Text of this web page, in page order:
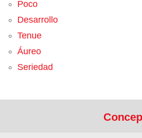
Poco
Desarrollo
Tenue
Áureo
Seriedad